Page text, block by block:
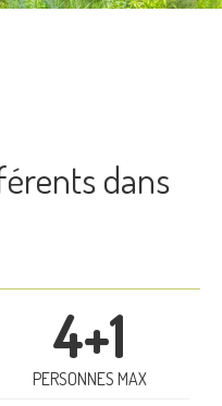
dans
4+1
PERSONNES MAX